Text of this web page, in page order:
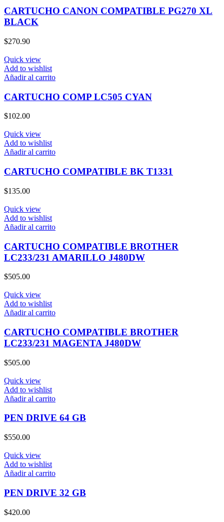
CARTUCHO CANON COMPATIBLE PG270 XL
BLACK
$270.90
Quick view
Add to wishlist
Añadir al carrito
CARTUCHO COMP LC505 CYAN
$102.00
Quick view
Add to wishlist
Añadir al carrito
CARTUCHO COMPATIBLE BK T1331
$135.00
Quick view
Add to wishlist
Añadir al carrito
CARTUCHO COMPATIBLE BROTHER
LC233/231 AMARILLO J480DW
$505.00
Quick view
Add to wishlist
Añadir al carrito
CARTUCHO COMPATIBLE BROTHER
LC233/231 MAGENTA J480DW
$505.00
Quick view
Add to wishlist
Añadir al carrito
PEN DRIVE 64 GB
$550.00
Quick view
Add to wishlist
Añadir al carrito
PEN DRIVE 32 GB
$420.00